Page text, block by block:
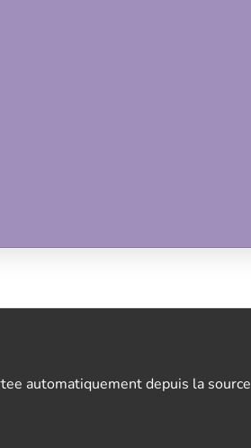
automatiquement depuis la source